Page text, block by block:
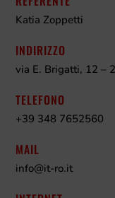
Katia Zoppetti
INDIRIZZO
via E. Brigatti, 12 –
TELEFONO
+39 348 7652560
MAIL
info@it-ro.it